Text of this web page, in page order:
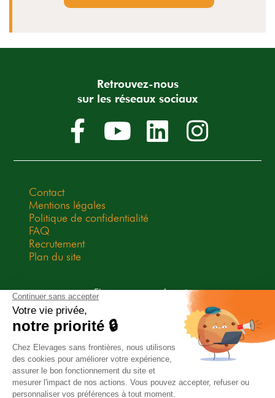
Retrouvez-nous
sur les réseaux sociaux
Contact
Mentions légales
Politique de confidentialité
FAQ
Recrutement
Plan du site
Elevages sans frontières est une
association Don en Confiance
depuis 2009. Don en Confiance est
un organisme indépendant qui
contrôle la bonne utilisation des
dons.
Association habilitée à recevoir des legs, donations et
assurances-vie.